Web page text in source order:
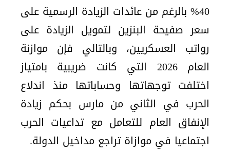
40% بالرغم من عائدات الزيادة الرسمية على
سعر صفيحة البنزين لتمويل الزيادة على
رواتب العسكريين، وبالتالي فإن موازنة
العام 2026 التي كانت ضريبية بامتياز
اختلفت توجهاتها وحساباتها منذ اندلاع
الحرب في الثاني من مارس بحكم زيادة
الإنفاق العام للتعامل مع تداعيات الحرب
اجتماعيا في موازاة تراجع مداخيل الدولة.